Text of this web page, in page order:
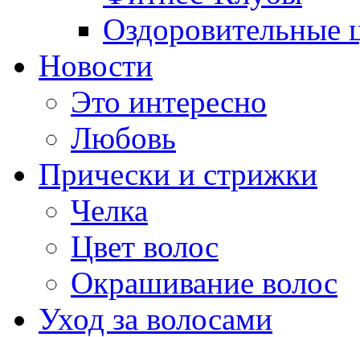
Оздоровительные
Новости
Это интересно
Любовь
Прически и стрижки
Челка
Цвет волос
Окрашивание волос
Уход за волосами